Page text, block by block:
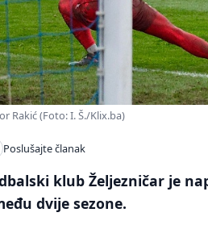
Rakić (Foto: I. Š./Klix.ba)
Poslušajte članak
klub Željezničar je
dvije sezone.